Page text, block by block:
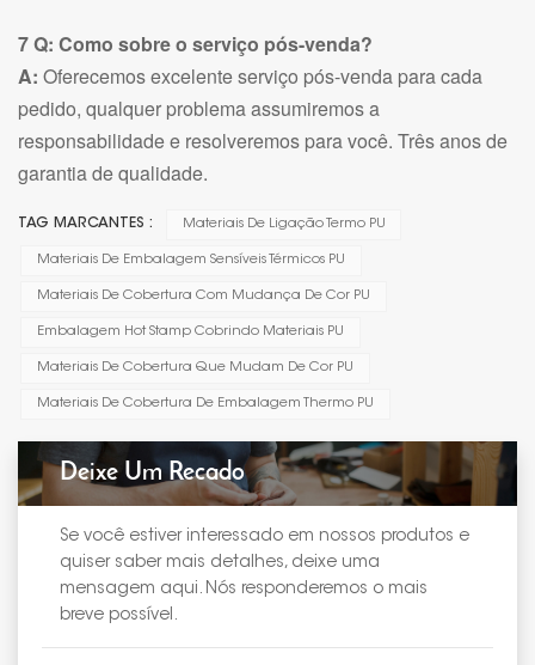
7 Q: Como sobre o serviço pós-venda?
A: Oferecemos excelente serviço pós-venda para cada
pedido, qualquer problema assumiremos a
responsabilidade e resolveremos para você. Três anos de
garantia de qualidade.
TAG MARCANTES : Materiais De Ligação Termo PU
Materiais De Embalagem Sensíveis Térmicos PU
Materiais De Cobertura Com Mudança De Cor PU
Embalagem Hot Stamp Cobrindo Materiais PU
Materiais De Cobertura Que Mudam De Cor PU
Materiais De Cobertura De Embalagem Thermo PU
Deixe Um Recado
Se você estiver interessado em nossos produtos e
quiser saber mais detalhes, deixe uma
mensagem aqui. Nós responderemos o mais
breve possível.